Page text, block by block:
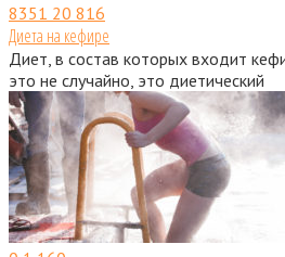
8351 20 816
Диета на кефире
Диет, в состав которых входит
это не случайно, это диетический